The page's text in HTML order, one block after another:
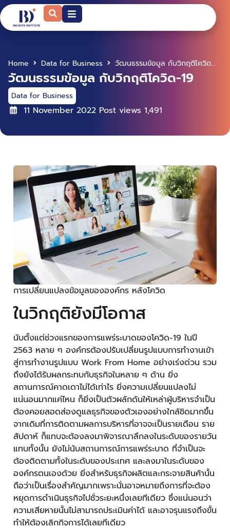
Home Data for Business วัฒนธรรมข้อมูล กับวิกฤติโควิด-19
วัฒนธรรมข้อมูล กับวิกฤติโควิด-19
Data for Business
11 November 2022 Post views 1,491
การเปลี่ยนแปลงข้อมูลขององค์กร หลังโควิด
ในวิกฤติยังมีโอกาส
นับตั้งแต่ช่วงแรกของการแพร่ระบาดของโควิด-19 ในปี
2563 หลาย ๆ องค์กรต้องปรับเปลี่ยนรูปแบบการทำงานเข้า
สู่การทำงานรูปแบบ Work From Home อย่างเร่งด่วน รวม
ถึงยังได้รับผลกระทบกับธุรกิจในหลาย ๆ ด้าน ยิ่ง
สถานการณ์คาดเดาไม่ได้เท่าไร ยิ่งความเปลี่ยนแปลงไม่
แน่นอนมากแค่ไหน ก็ยิ่งเป็นตัวผลักดันให้เหล่าผู้บริหารจำเป็น
ต้องคอยสอดส่องดูแลธุรกิจของตัวเองอย่างใกล้ชิดมากขึ้น
จากเดิมที่การติดตามผลการบริหารที่อาจจะเป็นรายเดือน ราย
สัปดาห์ ก็แทบจะต้องลงมาพิจารณาลึกลงในระดับของรายวัน
แทบทั้งนั้น ยังไม่นับสถานการณ์การแพร่ระบาด ที่จำเป็นจะ
ต้องติดตามทั้งในระดับของประเทศ และลงมาในระดับของ
องค์กรตนเองด้วย ยิ่งสำหรับธุรกิจผลิตและกระจายสินค้านั้น
ถือว่าเป็นเรื่องสำคัญมากเพราะนั่นอาจหมายถึงการที่จะต้อง
หยุดการดำเนินธุรกิจไปชั่วระยะหนึ่งเลยทีเดียว ซึ่งแน่นอนว่า
ความเสียหายนั้นไม่สามารถประเมินค่าได้ และอาจรุนแรงถึงขั้น
ทำให้ต้องเลิกกิจการได้เลยทีเดียว